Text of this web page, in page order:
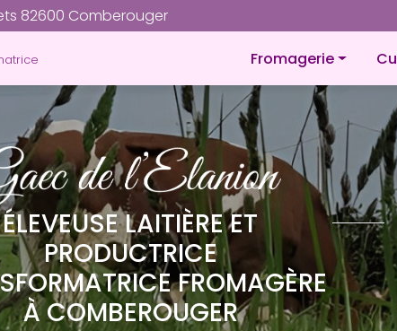
82600 Comberouger
Fromagerie
À propos
Fromages
Petites gourmandises
Plateaux de
Produit laitier
ÉLEVEUSE LAITIÈRE ET
PRODUCTRICE
FROMAGÈRE
À COMBEROUGER